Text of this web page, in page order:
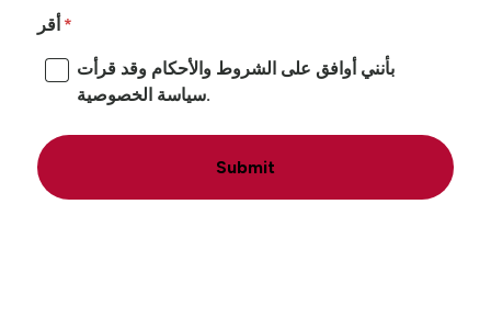
أقر
بأنني أوافق على الشروط والأحكام وقد قرأت
سياسة الخصوصية.
Submit